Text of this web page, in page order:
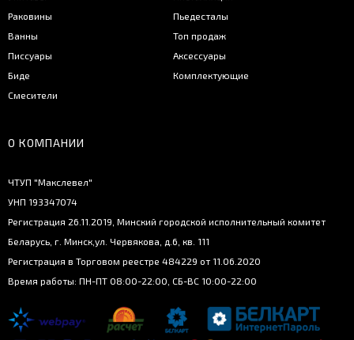
Раковины
Ванны
Писсуары
Биде
Смесители
Пьедесталы
Топ продаж
Аксессуары
Комплектующие
О КОМПАНИИ
ЧТУП "Макслевел"
УНП 193347074
Регистрация 26.11.2019, Минский городской исполнительный комитет
Беларусь, г. Минск,ул. Червякова, д.6, кв. 111
Регистрация в Торговом реестре 484229 от 11.06.2020
Время работы: ПН-ПТ 08:00-22:00, СБ-ВС 10:00-22:00